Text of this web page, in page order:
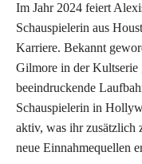
Im Jahr 2024 feiert
Schauspielerin aus
Karriere. Bekannt
Gilmore in der Kultserie
beeindruckende
Schauspielerin in
aktiv, was ihr zusätzlich
neue Einnahmequellen